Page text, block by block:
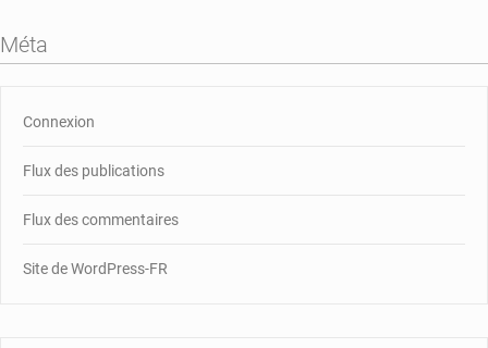
Méta
Connexion
Flux des publications
Flux des commentaires
Site de WordPress-FR